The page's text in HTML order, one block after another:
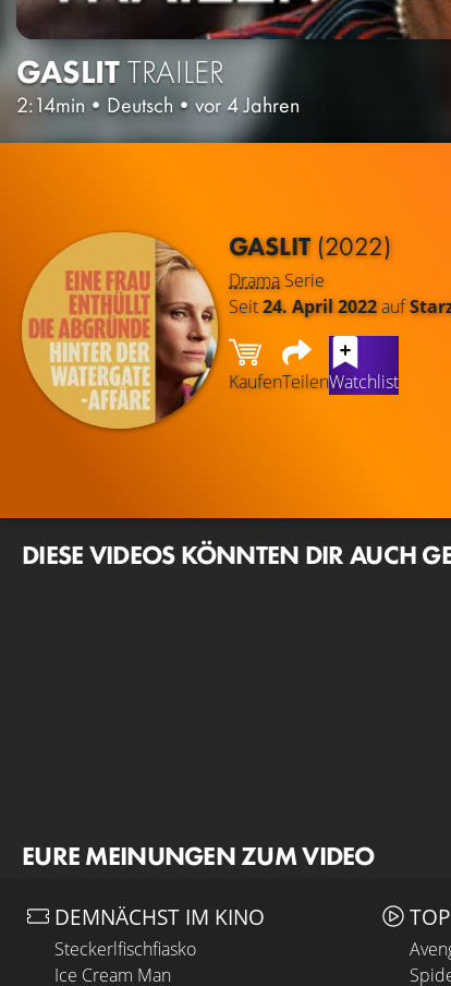
GASLITTRAILER
2:14min • Deutsch • vor 4 Jahren
GASLIT(2022)
DramaSerie
Seit24. April 2022auf
KaufenTeilenWatchlist
DIESE VIDEOS KÖNNTEN DIR AUCH
EURE MEINUNGEN ZUM VIDEO
DEMNÄCHST IM KINO
Steckerlfischfiasko
Ice Cream Man